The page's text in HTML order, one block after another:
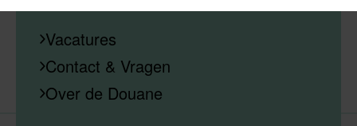
Vacatures
Contact & Vragen
Over de Douane